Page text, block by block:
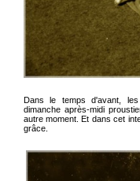
Dans le temps d'avant,
dimanche après-midi
autre moment. Et dans cet
grâce.